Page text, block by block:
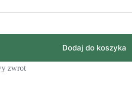
Dodaj do koszyka
zwrot